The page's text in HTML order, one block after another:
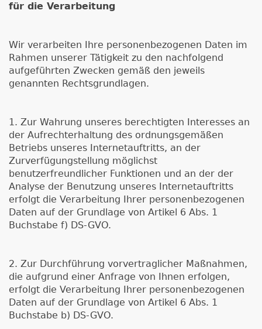
für die Verarbeitung
Wir verarbeiten Ihre personenbezogenen Daten im
Rahmen unserer Tätigkeit zu den nachfolgend
aufgeführten Zwecken gemäß den jeweils
genannten Rechtsgrundlagen.
1. Zur Wahrung unseres berechtigten Interesses an
der Aufrechterhaltung des ordnungsgemäßen
Betriebs unseres Internetauftritts, an der
Zurverfügungstellung möglichst
benutzerfreundlicher Funktionen und an der der
Analyse der Benutzung unseres Internetauftritts
erfolgt die Verarbeitung Ihrer personenbezogenen
Daten auf der Grundlage von Artikel 6 Abs. 1
Buchstabe f) DS-GVO.
2. Zur Durchführung vorvertraglicher Maßnahmen,
die aufgrund einer Anfrage von Ihnen erfolgen,
erfolgt die Verarbeitung Ihrer personenbezogenen
Daten auf der Grundlage von Artikel 6 Abs. 1
Buchstabe b) DS-GVO.